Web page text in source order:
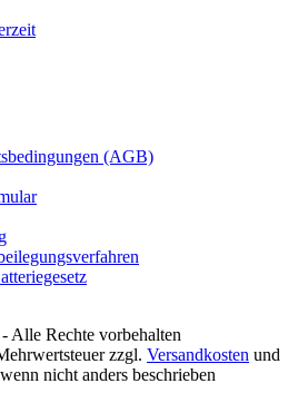
(AGB)
Rechte vorbehalten
zzgl. Versandkosten und
nicht anders beschrieben